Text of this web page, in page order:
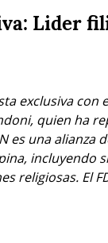
Lider
exclusiva
quien ha
es una
incluyendo
religiosas. El